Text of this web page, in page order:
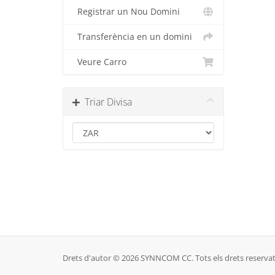
Registrar un Nou Domini
Transferència en un domini
Veure Carro
Triar Divisa
Drets d'autor © 2026 SYNNCOM CC. Tots els drets